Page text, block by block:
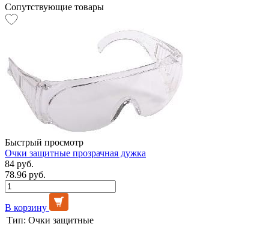
Сопутствующие товары
Быстрый просмотр
Очки защитные прозрачная дужка
84 руб.
78.96 руб.
В корзину
Тип: Очки защитные